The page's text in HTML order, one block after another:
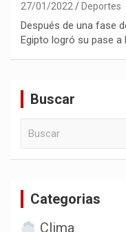
27/01/2022 Deportes
Después de una fase
Egipto logró su pase
Buscar
Categorias
Clima